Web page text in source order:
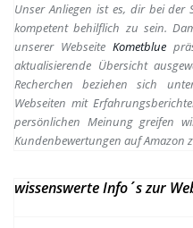
Unser Anliegen ist es, dir bei der
kompetent behilflich zu sein.
unserer Webseite Kometblue
aktualisierende Übersicht
Recherchen beziehen sich
Webseiten mit
persönlichen Meinung greifen
Kundenbewertungen auf Amazon
wissenswerte Info´s zur